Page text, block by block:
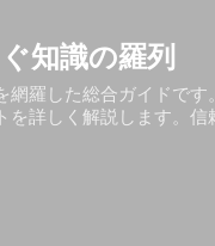
知識の羅列
羅した総合ガイドです
詳しく解説します。信